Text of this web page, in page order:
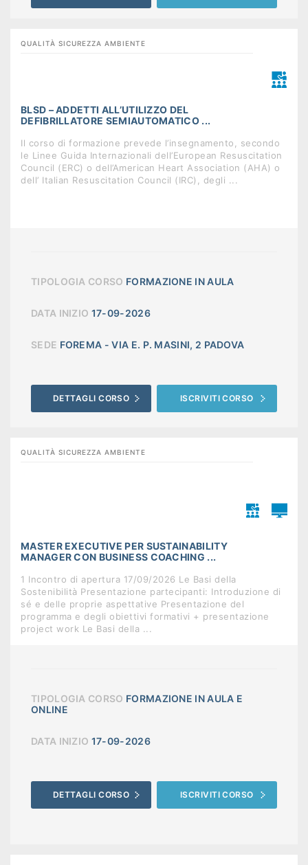
QUALITÀ SICUREZZA AMBIENTE
BLSD – ADDETTI ALL’UTILIZZO DEL
DEFIBRILLATORE SEMIAUTOMATICO ...
Il corso di formazione prevede l’insegnamento, secondo
le Linee Guida Internazionali dell’European Resuscitation
Council (ERC) o dell’American Heart Association (AHA) o
dell’ Italian Resuscitation Council (IRC), degli ...
TIPOLOGIA CORSO FORMAZIONE IN AULA
DATA INIZIO 17-09-2026
SEDE FOREMA - VIA E. P. MASINI, 2 PADOVA
DETTAGLI CORSO ISCRIVITI CORSO
QUALITÀ SICUREZZA AMBIENTE
MASTER EXECUTIVE PER SUSTAINABILITY
MANAGER CON BUSINESS COACHING ...
1 Incontro di apertura 17/09/2026 Le Basi della
Sostenibilità Presentazione partecipanti: Introduzione di
sé e delle proprie aspettative Presentazione del
programma e degli obiettivi formativi + presentazione
project work Le Basi della ...
TIPOLOGIA CORSO FORMAZIONE IN AULA E
ONLINE
DATA INIZIO 17-09-2026
DETTAGLI CORSO ISCRIVITI CORSO